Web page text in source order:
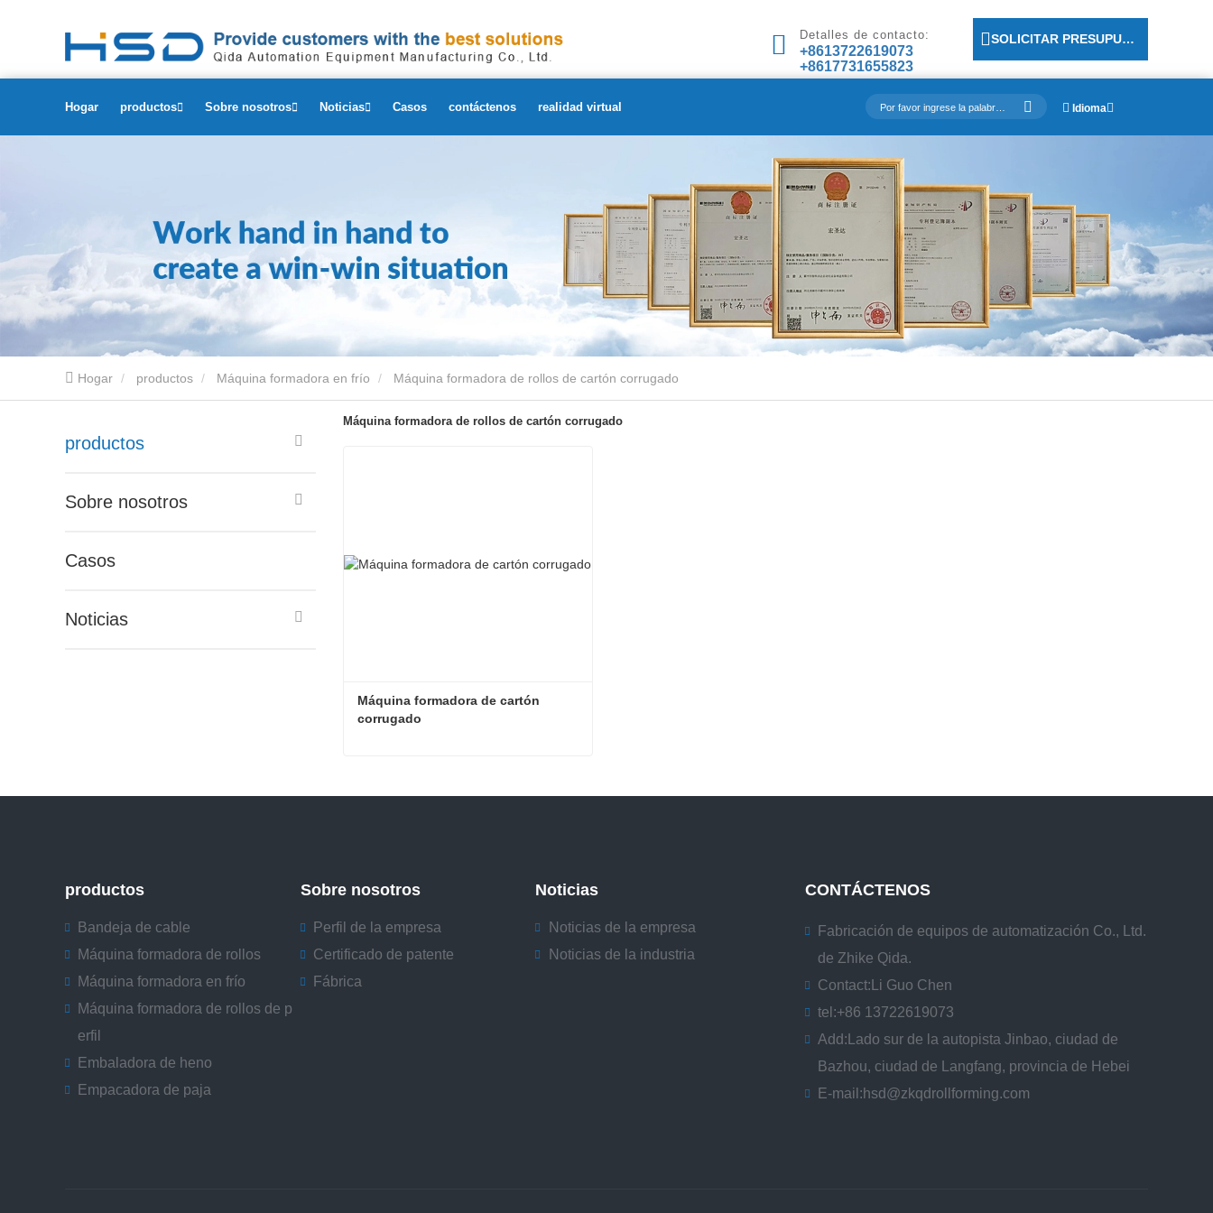
Detalles de contacto:
+8613722619073
+8617731655823
SOLICITAR PRESUPUESTO
Hogar productos Sobre nosotros Noticias Casos contáctenos realidad virtual Idioma
Hogar productos Máquina formadora en frío Máquina formadora de rollos de cartón corrugado
productos
Sobre nosotros
Casos
Noticias
Máquina formadora de rollos de cartón corrugado
Máquina formadora de cartón
corrugado
Contacta ahora
productos
Bandeja de cable
Máquina formadora de rollos
Máquina formadora en frío
Máquina formadora de rollos de p
erfil
Embaladora de heno
Empacadora de paja
Sobre nosotros
Perfil de la empresa
Certificado de patente
Fábrica
Noticias
Noticias de la empresa
Noticias de la industria
CONTÁCTENOS
Fabricación de equipos de automatización Co., Ltd.
de Zhike Qida.
Contact: Li Guo Chen
tel:+86 13722619073
Add: Lado sur de la autopista Jinbao, ciudad de
Bazhou, ciudad de Langfang, provincia de Hebei
E-mail: hsd@zkqdrollforming.com